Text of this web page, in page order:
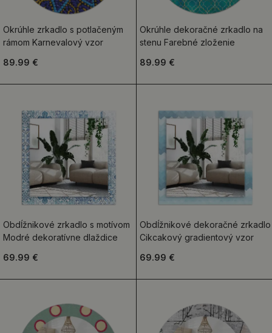
Okrúhle zrkadlo s potlačeným
rámom Karnevalový vzor
89.99 €
Okrúhle dekoračné zrkadlo na
stenu Farebné zloženie
89.99 €
Obdĺžnikové zrkadlo s motívom
Modré dekoratívne dlaždice
69.99 €
Obdĺžnikové dekoračné zrkadlo
Cikcakový gradientový vzor
69.99 €